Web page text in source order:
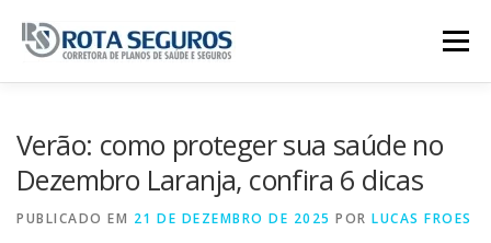
Menu
Verão: como proteger sua saúde no
Dezembro Laranja, confira 6 dicas
PUBLICADO EM 21 DE DEZEMBRO DE 2025 POR LUCAS FROES